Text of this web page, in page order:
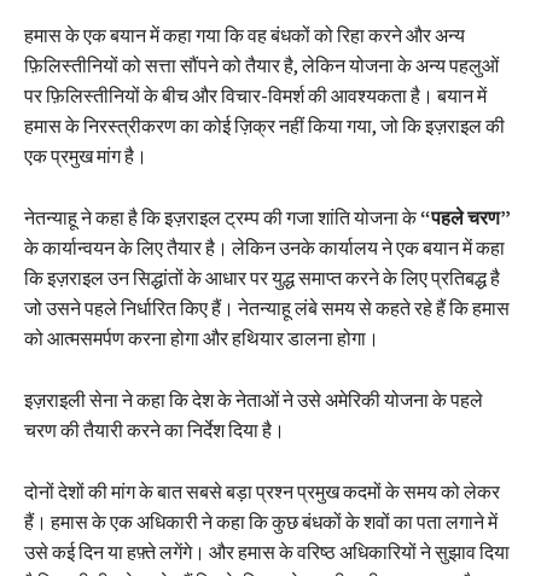
हमास के एक बयान में कहा गया कि वह बंधकों को रिहा करने और अन्य
फ़िलिस्तीनियों को सत्ता सौंपने को तैयार है, लेकिन योजना के अन्य पहलुओं
पर फ़िलिस्तीनियों के बीच और विचार-विमर्श की आवश्यकता है। बयान में
हमास के निरस्त्रीकरण का कोई ज़िक्र नहीं किया गया, जो कि इज़राइल की
एक प्रमुख मांग है।
नेतन्याहू ने कहा है कि इज़राइल ट्रम्प की गजा शांति योजना के“पहले चरण”
के कार्यान्वयन के लिए तैयार है। लेकिन उनके कार्यालय ने एक बयान में कहा
कि इज़राइल उन सिद्धांतों के आधार पर युद्ध समाप्त करने के लिए प्रतिबद्ध है
जो उसने पहले निर्धारित किए हैं। नेतन्याहू लंबे समय से कहते रहे हैं कि हमास
को आत्मसमर्पण करना होगा और हथियार डालना होगा।
इज़राइली सेना ने कहा कि देश के नेताओं ने उसे अमेरिकी योजना के पहले
चरण की तैयारी करने का निर्देश दिया है।
दोनों देशों की मांग के बात सबसे बड़ा प्रश्न प्रमुख कदमों के समय को लेकर
हैं। हमास के एक अधिकारी ने कहा कि कुछ बंधकों के शवों का पता लगाने में
उसे कई दिन या हफ़्ते लगेंगे। और हमास के वरिष्ठ अधिकारियों ने सुझाव दिया